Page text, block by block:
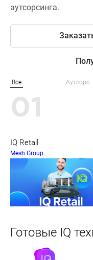
аутсорсинга.
Все Аутсорс
01
IQ Retail
Mesh Group
Готовые IQ